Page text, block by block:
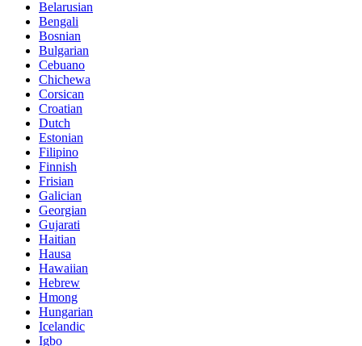
Belarusian
Bengali
Bosnian
Bulgarian
Cebuano
Chichewa
Corsican
Croatian
Dutch
Estonian
Filipino
Finnish
Frisian
Galician
Georgian
Gujarati
Haitian
Hausa
Hawaiian
Hebrew
Hmong
Hungarian
Icelandic
Igbo